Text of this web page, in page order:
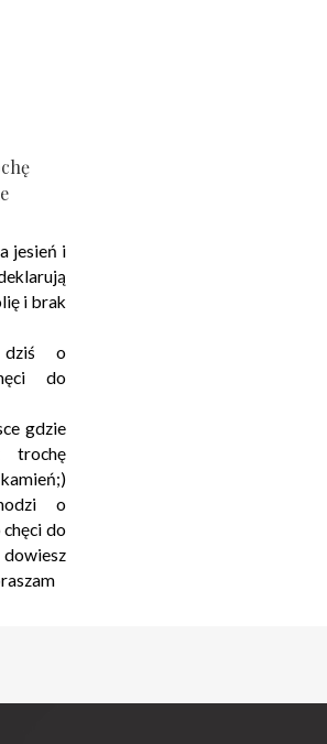
jesień i
i brak
dziś o
do
gdzie
trochę
o
chęci do